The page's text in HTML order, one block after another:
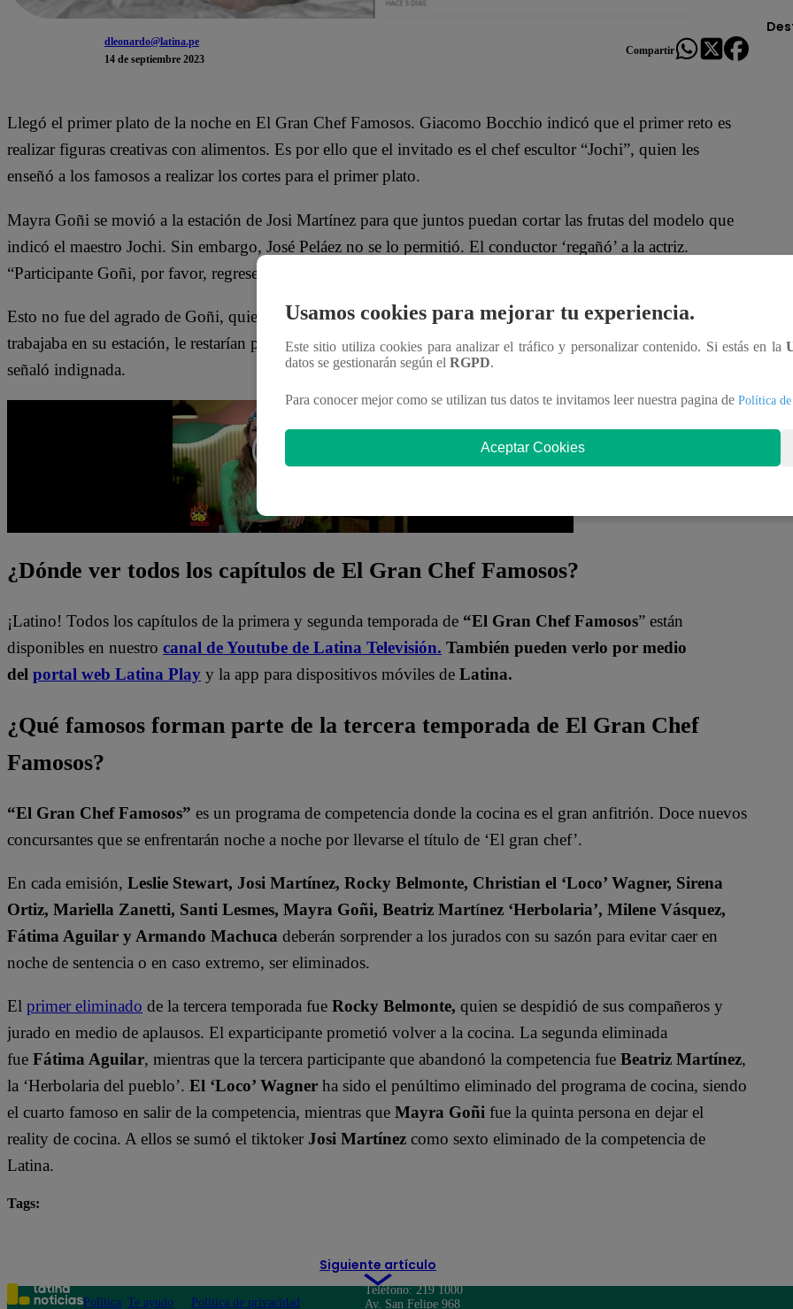
dleonardo@latina.pe
14 de septiembre 2023
Compartir
Llegó el primer plato de la noche en El Gran Chef Famosos. Giacomo Bocchio indicó que el primer reto es
realizar figuras creativas con alimentos. Es por ello que el invitado es el chef escultor “Jochi”, quien les
enseñó a los famosos a realizar los cortes para el primer plato.
Mayra Goñi se movió a la estación de Josi Martínez para que juntos puedan cortar las frutas del modelo que
indicó el maestro Jochi. Sin embargo, José Peláez no se lo permitió. El conductor ‘regañó’ a la actriz.
“Participante Goñi, por favor, regrese a su estación”, indicó.
Esto no fue del agrado de Goñi, quien se achoró con el presentador del programa, pues este indicó que si no
trabajaba en su estación, le restarían puntos. “Oh por qué me botan. ¿Qué pasa? Oh causa, te pasas, oe'”,
señaló indignada.
¿Dónde ver todos los capítulos de El Gran Chef Famosos?
¡Latino! Todos los capítulos de la primera y segunda temporada de “El Gran Chef Famosos” están
disponibles en nuestro canal de Youtube de Latina Televisión. También pueden verlo por medio
del portal web Latina Play y la app para dispositivos móviles de Latina.
¿Qué famosos forman parte de la tercera temporada de El Gran Chef
Famosos?
“El Gran Chef Famosos” es un programa de competencia donde la cocina es el gran anfitrión. Doce nuevos
concursantes que se enfrentarán noche a noche por llevarse el título de ‘El gran chef’.
En cada emisión, Leslie Stewart, Josi Martínez, Rocky Belmonte, Christian el ‘Loco’ Wagner, Sirena
Ortiz, Mariella Zanetti, Santi Lesmes, Mayra Goñi, Beatriz Martínez ‘Herbolaria’, Milene Vásquez,
Fátima Aguilar y Armando Machuca deberán sorprender a los jurados con su sazón para evitar caer en
noche de sentencia o en caso extremo, ser eliminados.
El primer eliminado de la tercera temporada fue Rocky Belmonte, quien se despidió de sus compañeros y
jurado en medio de aplausos. El exparticipante prometió volver a la cocina. La segunda eliminada
fue Fátima Aguilar, mientras que la tercera participante que abandonó la competencia fue Beatriz Martínez,
la ‘Herbolaria del pueblo’. El ‘Loco’ Wagner ha sido el penúltimo eliminado del programa de cocina, siendo
el cuarto famoso en salir de la competencia, mientras que Mayra Goñi fue la quinta persona en dejar el
reality de cocina. A ellos se sumó el tiktoker Josi Martínez como sexto eliminado de la competencia de
Latina.
Tags:
Siguiente artículo
Usamos cookies para mejorar tu experiencia.
Este sitio utiliza cookies para analizar el tráfico y personalizar contenido. Si estás en la
datos se gestionarán según el RGPD.
Para conocer mejor como se utilizan tus datos te invitamos leer nuestra pagina de Política
Aceptar Cookies
Política Te ayudo Política de privacidad
Teléfono: 219 1000
Av. San Felipe 968